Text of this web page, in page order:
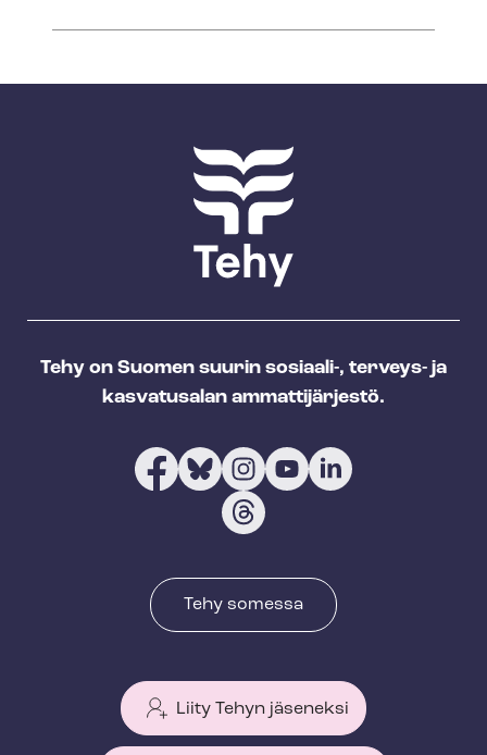
Tehy on Suomen suurin sosiaali-, terveys- ja
kasvatusalan ammattijärjestö.
Tehy somessa
Liity Tehyn jäseneksi